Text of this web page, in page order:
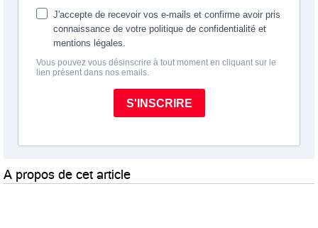
A propos de cet article